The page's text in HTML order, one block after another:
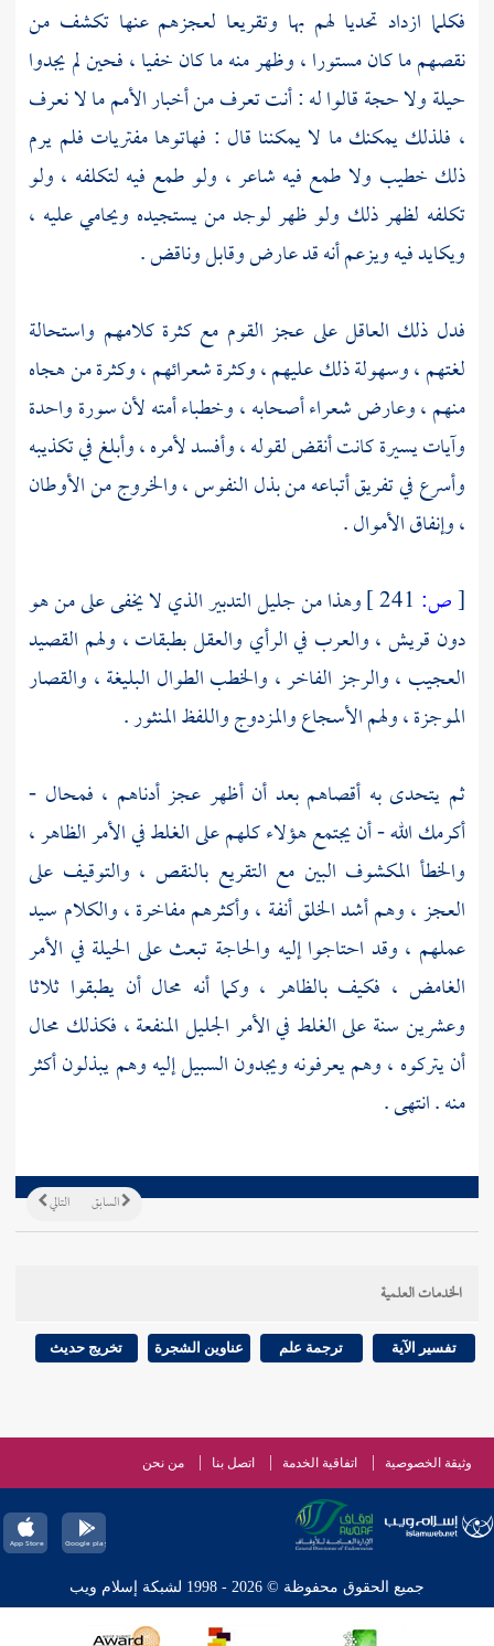
فكلما ازداد تحديا لهم بها وتقريعا لعجزهم عنها تكشف من
نقصهم ما كان مستورا ، وظهر منه ما كان خفيا ، فحين لم يجدوا
حيلة ولا حجة قالوا له : أنت تعرف من أخبار الأمم ما لا نعرف
، فلذلك يمكنك ما لا يمكننا قال : فهاتوها مفتريات فلم يرم
ذلك خطيب ولا طمع فيه شاعر ، ولو طمع فيه لتكلفه ، ولو
تكلفه لظهر ذلك ولو ظهر لوجد من يستجيده ويحامي عليه ،
ويكايد فيه ويزعم أنه قد عارض وقابل وناقض .
فدل ذلك العاقل على عجز القوم مع كثرة كلامهم واستحالة
لغتهم ، وسهولة ذلك عليهم ، وكثرة شعرائهم ، وكثرة من هجاه
منهم ، وعارض شعراء أصحابه ، وخطباء أمته لأن سورة واحدة
وآيات يسيرة كانت أنقض لقوله ، وأفسد لأمره ، وأبلغ في تكذيبه
وأسرع في تفريق أتباعه من بذل النفوس ، والخروج من الأوطان
، وإنفاق الأموال .
[ص:
وهذا من جليل التدبير الذي لا يخفى على من هو
دون قريش ،والعرب في الرأي والعقل بطبقات ، ولهم القصيد
العجيب ، والرجز الفاخر ، والخطب الطوال البليغة ، والقصار
الموجزة ، ولهم الأسجاع والمزدوج واللفظ المنثور .
ثم يتحدى به أقصاهم بعد أن أظهر عجز أدناهم ، فمحال -
أكرمك الله - أن يجتمع هؤلاء كلهم على الغلط في الأمر الظاهر ،
والخطأ المكشوف البين مع التقريع بالنقص ، والتوقيف على
العجز ، وهم أشد الخلق أنفة ، وأكثرهم مفاخرة ، والكلام سيد
عملهم ، وقد احتاجوا إليه والحاجة تبعث على الحيلة في الأمر
الغامض ، فكيف بالظاهر ، وكما أنه محال أن يطبقوا ثلاثا
وعشرين سنة على الغلط في الأمر الجليل المنفعة ، فكذلك محال
أن يتركوه ، وهم يعرفونه ويجدون السبيل إليه وهم يبذلون أكثر
منه . انتهى .
التالي السابق
الخدمات العلمية
تفسير الآية ترجمة علم عناوين الشجرة تخريج حديث
وثيقة الخصوصية اتفاقية الخدمة اتصل بنا من نحن
جميع الحقوق محفوظة © 2026 - 1998 لشبكة إسلام ويب